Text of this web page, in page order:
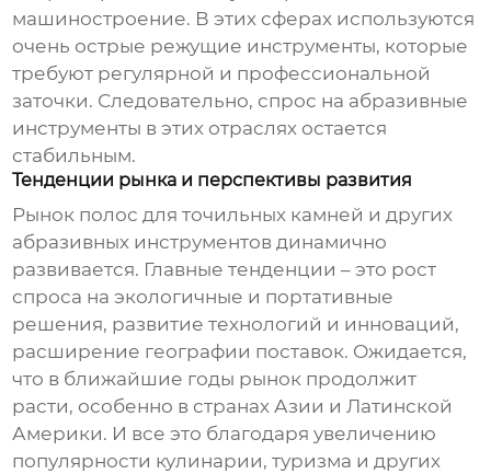
машиностроение. В этих сферах используются
очень острые режущие инструменты, которые
требуют регулярной и профессиональной
заточки. Следовательно, спрос на абразивные
инструменты в этих отраслях остается
стабильным.
Тенденции рынка и перспективы развития
Рынок полос для точильных камней и других
абразивных инструментов динамично
развивается. Главные тенденции – это рост
спроса на экологичные и портативные
решения, развитие технологий и инноваций,
расширение географии поставок. Ожидается,
что в ближайшие годы рынок продолжит
расти, особенно в странах Азии и Латинской
Америки. И все это благодаря увеличению
популярности кулинарии, туризма и других